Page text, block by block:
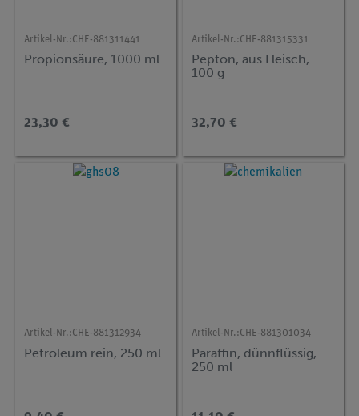
Artikel-Nr.:CHE-881311441
Propionsäure, 1000 ml
23,30 €
Artikel-Nr.:CHE-881315331
Pepton, aus Fleisch,
100 g
32,70 €
Artikel-Nr.:CHE-881312934
Petroleum rein, 250 ml
Artikel-Nr.:CHE-881301034
Paraffin, dünnflüssig,
250 ml